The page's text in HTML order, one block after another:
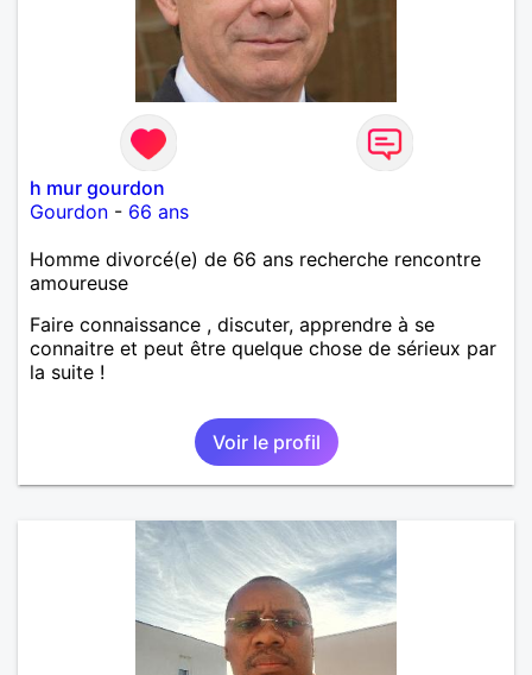
h mur gourdon
Gourdon - 66 ans
Homme divorcé(e) de 66 ans recherche rencontre
amoureuse
Faire connaissance , discuter, apprendre à se
connaitre et peut être quelque chose de sérieux par
la suite !
Voir le profil